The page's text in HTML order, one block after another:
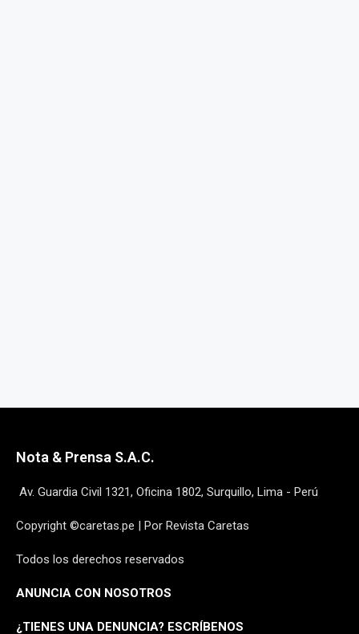
Nota & Prensa S.A.C.
Av. Guardia Civil 1321, Oficina 1802, Surquillo, Lima - Perú
Copyright ©caretas.pe | Por Revista Caretas
Todos los derechos reservados
ANUNCIA CON NOSOTROS
¿TIENES UNA DENUNCIA? ESCRÍBENOS